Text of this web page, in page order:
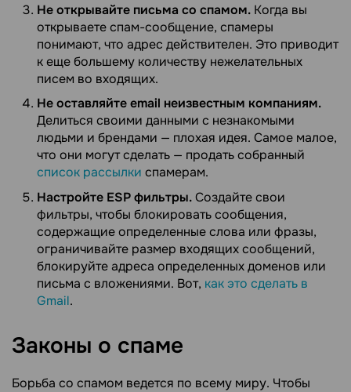
Не открывайте письма со спамом. Когда вы
открываете спам-сообщение, спамеры
понимают, что адрес действителен. Это приводит
к еще большему количеству нежелательных
писем во входящих.
Не оставляйте email неизвестным компаниям.
Делиться своими данными с незнакомыми
людьми и брендами — плохая идея. Самое малое,
что они могут сделать — продать собранный
список рассылки спамерам.
Настройте ESP фильтры.Создайте свои
фильтры, чтобы блокировать сообщения,
содержащие определенные слова или фразы,
ограничивайте размер входящих сообщений,
блокируйте адреса определенных доменов или
письма с вложениями. Вот, как это сделать в
Gmail.
Законы о спаме
Борьба со спамом ведется по всему миру. Чтобы